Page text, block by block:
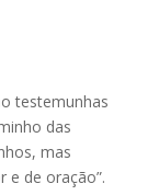
testemunhas
das
mas
e de oração”.